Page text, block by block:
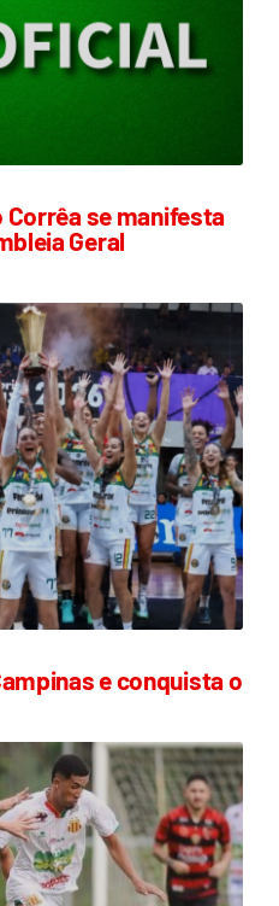
se manifesta
Geral
e conquista o